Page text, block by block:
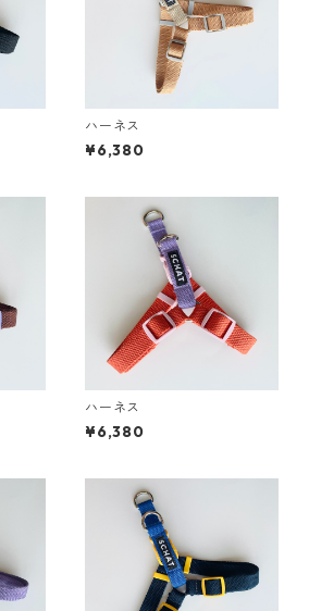
ハーネス
¥6,380
ハーネス
¥6,380